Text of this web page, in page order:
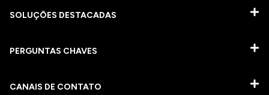
SOLUÇÕES DESTACADAS
PERGUNTAS CHAVES​
CANAIS DE CONTATO